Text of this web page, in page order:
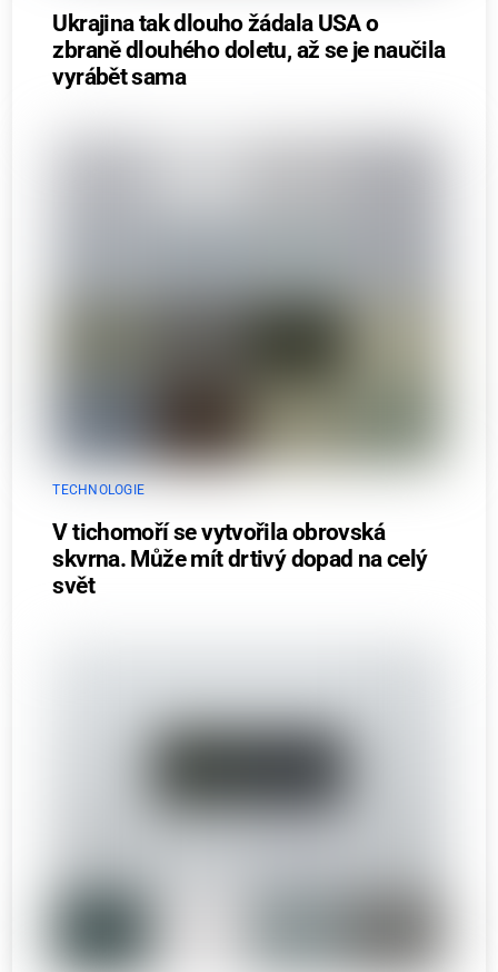
Ukrajina tak dlouho žádala USA o
zbraně dlouhého doletu, až se je naučila
vyrábět sama
TECHNOLOGIE
V tichomoří se vytvořila obrovská
skvrna. Může mít drtivý dopad na celý
svět